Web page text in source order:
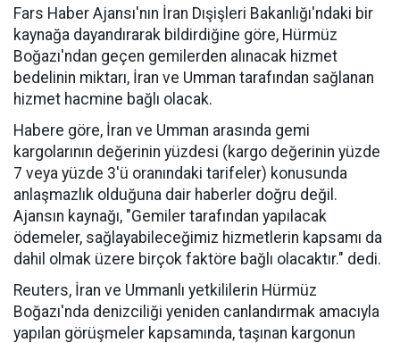
Fars Haber Ajansı'nın İran Dışişleri Bakanlığı'ndaki bir
kaynağa dayandırarak bildirdiğine göre, Hürmüz
Boğazı'ndan geçen gemilerden alınacak hizmet
bedelinin miktarı, İran ve Umman tarafından sağlanan
hizmet hacmine bağlı olacak.
Habere göre, İran ve Umman arasında gemi
kargolarının değerinin yüzdesi (kargo değerinin yüzde
7 veya yüzde 3'ü oranındaki tarifeler) konusunda
anlaşmazlık olduğuna dair haberler doğru değil.
Ajansın kaynağı, "Gemiler tarafından yapılacak
ödemeler, sağlayabileceğimiz hizmetlerin kapsamı da
dahil olmak üzere birçok faktöre bağlı olacaktır." dedi.
Reuters, İran ve Ummanlı yetkililerin Hürmüz
Boğazı'nda denizciliği yeniden canlandırmak amacıyla
yapılan görüşmeler kapsamında, taşınan kargonun